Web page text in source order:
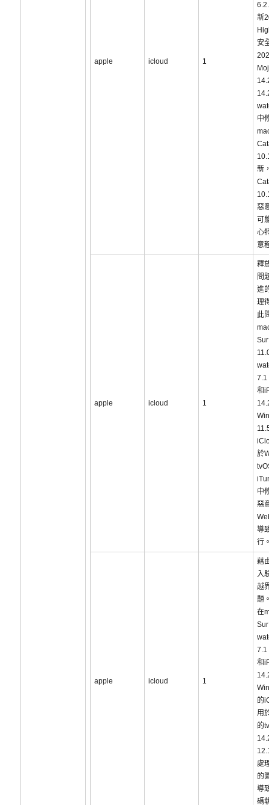
apple icloud 1
新
安
中
新
惡
可
心
意
apple icloud 1
釋
問
進
理
此
Sur
7.1
和
於
中
惡
導
行
apple icloud 1
藉
入
越
題
在
7.1
和
的
用
的
處
的
導
碼